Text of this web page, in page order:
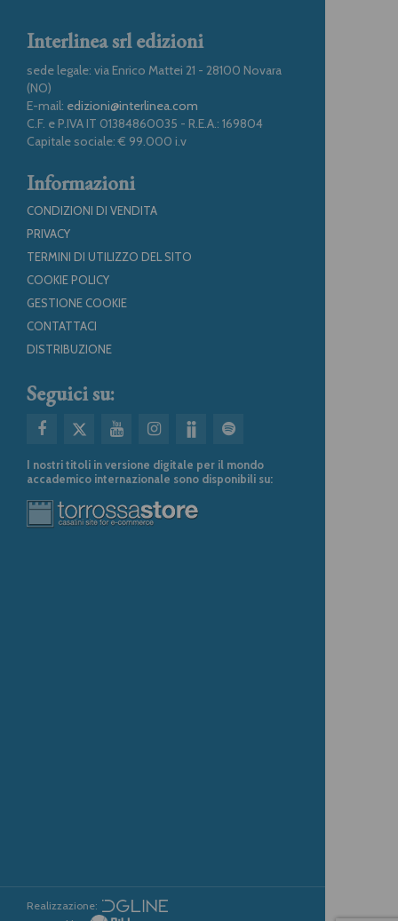
Interlinea srl edizioni
sede legale: via Enrico Mattei 21 - 28100 Novara
(NO)
E-mail: edizioni@interlinea.com
C.F. e P.IVA IT 01384860035 - R.E.A.: 169804
Capitale sociale: € 99.000 i.v
Informazioni
CONDIZIONI DI VENDITA
PRIVACY
TERMINI DI UTILIZZO DEL SITO
COOKIE POLICY
GESTIONE COOKIE
CONTATTACI
DISTRIBUZIONE
Seguici su:
I nostri titoli in versione digitale per il mondo
accademico internazionale sono disponibili su:
Realizzazione: